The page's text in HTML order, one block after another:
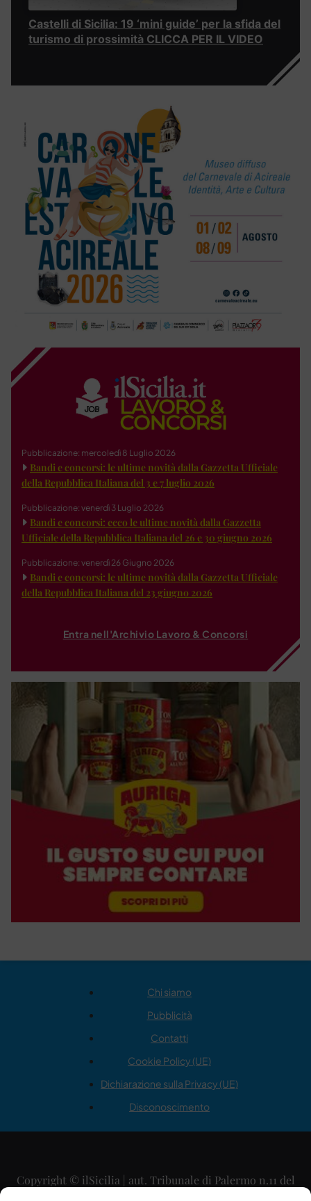
Castelli di Sicilia: 19 ‘mini guide’ per la sfida del
turismo di prossimità CLICCA PER IL VIDEO
Pubblicazione: mercoledì 8 Luglio 2026
Bandi e concorsi: le ultime novità dalla Gazzetta Ufficiale
della Repubblica Italiana del 3 e 7 luglio 2026
Pubblicazione: venerdì 3 Luglio 2026
Bandi e concorsi: ecco le ultime novità dalla Gazzetta
Ufficiale della Repubblica Italiana del 26 e 30 giugno 2026
Pubblicazione: venerdì 26 Giugno 2026
Bandi e concorsi: le ultime novità dalla Gazzetta Ufficiale
della Repubblica Italiana del 23 giugno 2026
Entra nell'Archivio Lavoro & Concorsi
Chi siamo
Pubblicità
Contatti
Cookie Policy (UE)
Dichiarazione sulla Privacy (UE)
Disconoscimento
Copyright © ilSicilia | aut. Tribunale di Palermo n.11 del